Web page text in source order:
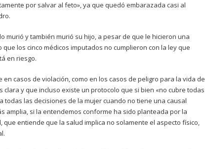
por salvar al feto», ya que quedó embarazada casi al
murió y también murió su hijo, a pesar de que le hicieron una
los cinco médicos imputados no cumplieron con la ley que
en riesgo.
casos de violación, como en los casos de peligro para la vida de
clara y que incluso existe un protocolo que si bien «no cubre todas
todas las decisiones de la mujer cuando no tiene una causal
amplia, si la entendemos conforme ha sido planteada por la
que entiende que la salud implica no solamente el aspecto físico,